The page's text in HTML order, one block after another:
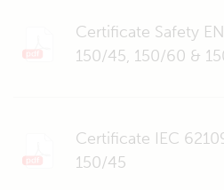
Certificate Safety
150/45, 150/60 &
Certificate IEC
150/45